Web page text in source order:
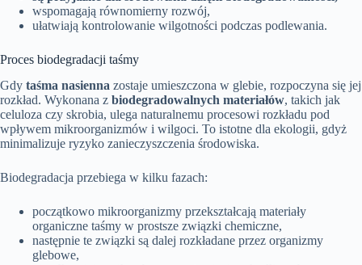
wspomagają równomierny rozwój,
ułatwiają kontrolowanie wilgotności podczas podlewania.
Proces biodegradacji taśmy
Gdy taśma nasienna zostaje umieszczona w glebie, rozpoczyna się jej
rozkład. Wykonana z biodegradowalnych materiałów, takich jak
celuloza czy skrobia, ulega naturalnemu procesowi rozkładu pod
wpływem mikroorganizmów i wilgoci. To istotne dla ekologii, gdyż
minimalizuje ryzyko zanieczyszczenia środowiska.
Biodegradacja przebiega w kilku fazach:
początkowo mikroorganizmy przekształcają materiały
organiczne taśmy w prostsze związki chemiczne,
następnie te związki są dalej rozkładane przez organizmy
glebowe,